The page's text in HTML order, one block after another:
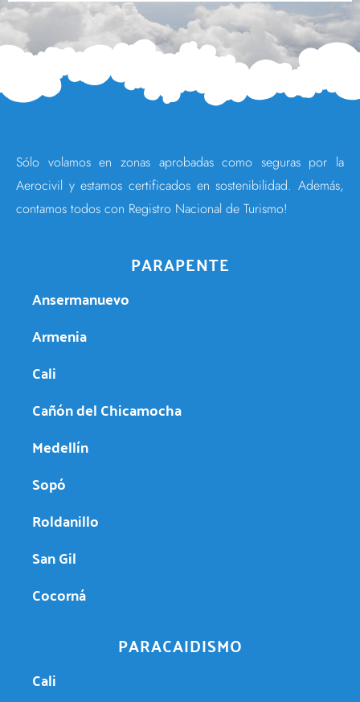
Sólo volamos en zonas aprobadas como seguras por la
Aerocivil y estamos certificados en sostenibilidad. Además,
contamos todos con Registro Nacional de Turismo!
PARAPENTE
Ansermanuevo
Armenia
Cali
Cañón del Chicamocha
Medellín
Sopó
Roldanillo
San Gil
Cocorná
PARACAIDISMO
Cali